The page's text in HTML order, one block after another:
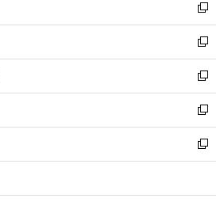
く
で
開
く
ド
ウ
で
開
く
ィ
ン
ド
ウ
で
開
く
新
し
い
ウ
ィ
ン
ド
ウ
で
開
新
し
い
ウ
ィ
ン
ド
ウ
開
新
し
い
ウ
ィ
ン
ウ
新
し
い
ウ
ン
新
し
ウ